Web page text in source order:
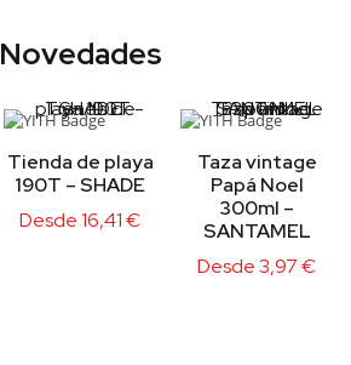
Novedades
Tienda de playa
190T – SHADE
Desde16,41€
Taza vintage
Papá Noel
300ml –
SANTAMEL
Desde3,97€